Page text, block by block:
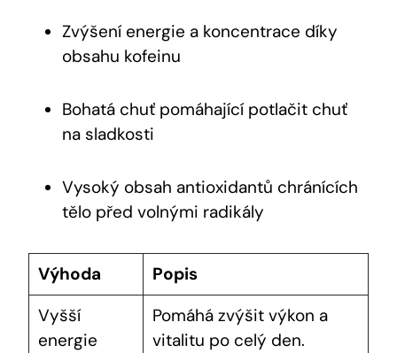
Zvýšení ‌energie a koncentrace díky
obsahu kofeinu
Bohatá chuť pomáhající potlačit chuť
na ​sladkosti
Vysoký obsah antioxidantů chránících
tělo před volnými radikály
Výhoda
Popis
Vyšší
energie
Pomáhá zvýšit výkon a
vitalitu po ​celý den.